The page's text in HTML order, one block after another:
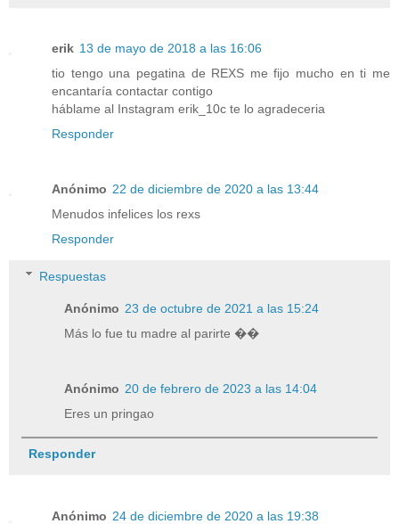
erik 13 de mayo de 2018 a las 16:06
tio tengo una pegatina de REXS me fijo mucho en ti me
encantaría contactar contigo
háblame al Instagram erik_10c te lo agradeceria
Responder
Anónimo 22 de diciembre de 2020 a las 13:44
Menudos infelices los rexs
Responder
Respuestas
Anónimo 23 de octubre de 2021 a las 15:24
Más lo fue tu madre al parirte ��
Anónimo 20 de febrero de 2023 a las 14:04
Eres un pringao
Responder
Anónimo 24 de diciembre de 2020 a las 19:38